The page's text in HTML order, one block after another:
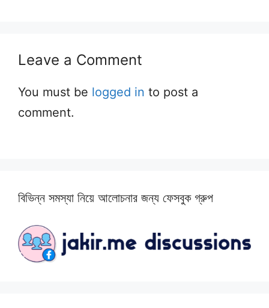
Leave a Comment
You must be logged in to post a
comment.
বিভিন্ন সমস্যা নিয়ে আলোচনার জন্য ফেসবুক গ্রুপ